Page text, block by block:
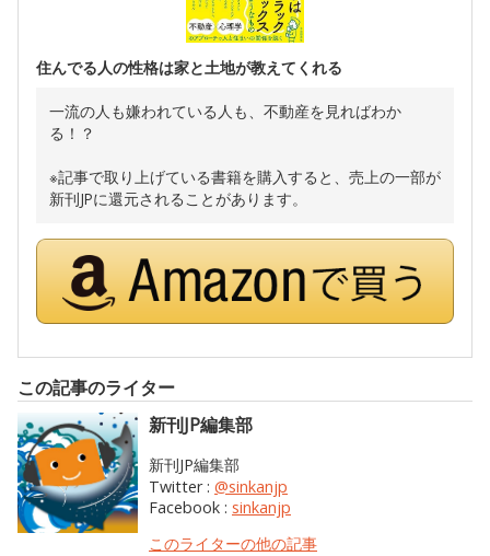
住んでる人の性格は家と土地が教えてくれる
一流の人も嫌われている人も、不動産を見ればわか
る！？
※記事で取り上げている書籍を購入すると、売上の一部が
新刊JPに還元されることがあります。
この記事のライター
新刊JP編集部
新刊JP編集部
Twitter : @sinkanjp
Facebook : sinkanjp
このライターの他の記事